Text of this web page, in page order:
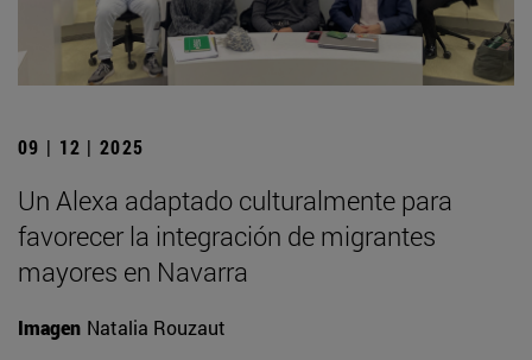
09 | 12 | 2025
Un Alexa adaptado culturalmente para
favorecer la integración de migrantes
mayores en Navarra
Imagen Natalia Rouzaut